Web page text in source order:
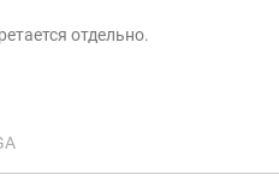
отдельно.